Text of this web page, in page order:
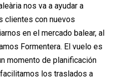
nos va a ayudar a
clientes con nuevos
en el mercado balear, al
Formentera. El vuelo es
momento de planificación
los traslados a